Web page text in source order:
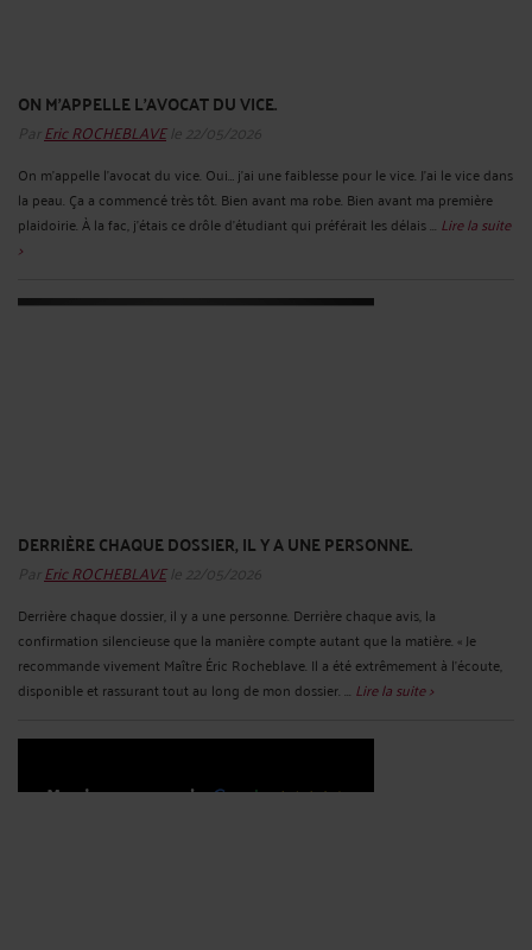
ON M’APPELLE L’AVOCAT DU VICE.
Par Eric ROCHEBLAVEle 22/05/2026
On m’appelle l’avocat du vice. Oui… j’ai une faiblesse pour le vice. J’ai le vice dans
la peau. Ça a commencé très tôt. Bien avant ma robe. Bien avant ma première
plaidoirie. À la fac, j’étais ce drôle d’étudiant qui préférait les délais ... Lire la suite
>
DERRIÈRE CHAQUE DOSSIER, IL Y A UNE PERSONNE.
Par Eric ROCHEBLAVEle 22/05/2026
Derrière chaque dossier, il y a une personne. Derrière chaque avis, la
confirmation silencieuse que la manière compte autant que la matière. « Je
recommande vivement Maître Éric Rocheblave. Il a été extrêmement à l'écoute,
disponible et rassurant tout au long de mon dossier. ... Lire la suite >